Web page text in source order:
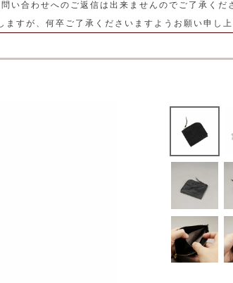
い合わせへのご返信は出来ませんのでご了承くだ
ますが、何卒ご了承くださいますようお願い申し上